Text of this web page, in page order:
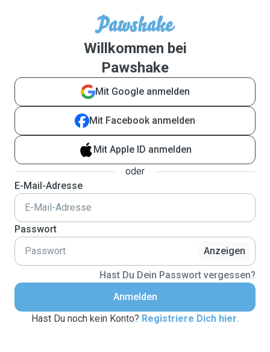
Willkommen bei
Pawshake
Mit Google anmelden
Mit Facebook anmelden
Mit Apple ID anmelden
oder
E-Mail-Adresse
Passwort
Anzeigen
Hast Du Dein Passwort vergessen?
Anmelden
Hast Du noch kein Konto? Registriere Dich hier.